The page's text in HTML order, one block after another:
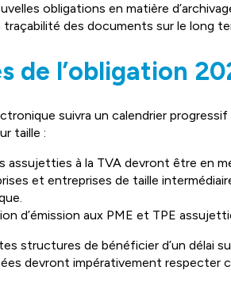
obligations en matière
des documents sur le long
de l’obligation
suivra un calendrier
taille :
à la TVA devront être en
et entreprises de taille
d’émission aux PME et TPE
structures de bénéficier d’un délai
devront impérativement respecter